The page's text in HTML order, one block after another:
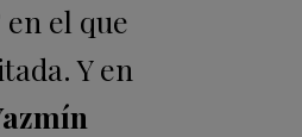
en el que
Y en